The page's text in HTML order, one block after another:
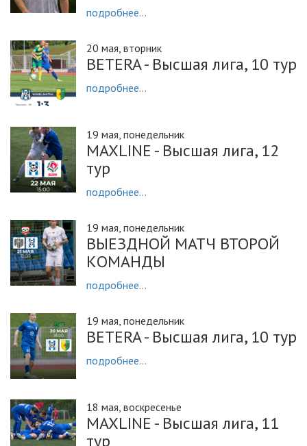
подробнее...
20 мая, вторник
BETERA - Высшая лига, 10 тур
подробнее...
19 мая, понедельник
MAXLINE - Высшая лига, 12
тур
подробнее...
19 мая, понедельник
ВЫЕЗДНОЙ МАТЧ ВТОРОЙ
КОМАНДЫ
подробнее...
19 мая, понедельник
BETERA - Высшая лига, 10 тур
подробнее...
18 мая, воскресенье
MAXLINE - Высшая лига, 11
тур